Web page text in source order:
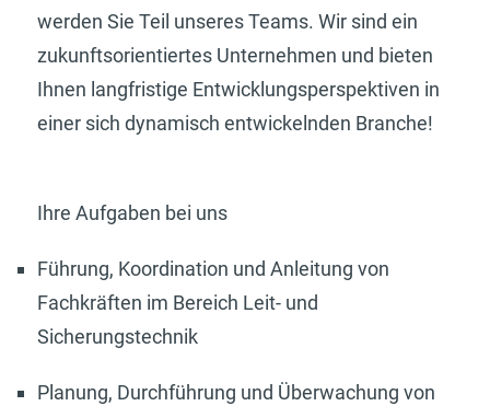
werden Sie Teil unseres Teams. Wir sind ein
zukunftsorientiertes Unternehmen und bieten
Ihnen langfristige Entwicklungsperspektiven in
einer sich dynamisch entwickelnden Branche!
Ihre Aufgaben bei uns
Führung, Koordination und Anleitung von
Fachkräften im Bereich Leit- und
Sicherungstechnik
Planung, Durchführung und Überwachung von